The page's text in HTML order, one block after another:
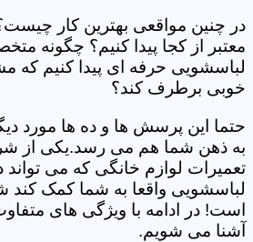
در چنین مواقعی بهترین کار
معتبر از کجا پیدا کنیم؟ چگونه
لباسشویی حرفه ای پیدا کنیم که
خوبی برطرف کند؟
حتما این پرسش ها و ده ها مورد
به ذهن شما هم می رسد.یکی از
تعمیرات لوازم خانگی که می تواند
لباسشویی واقعا به شما کمک
است! در ادامه با ویژگی های
آشنا می شویم.